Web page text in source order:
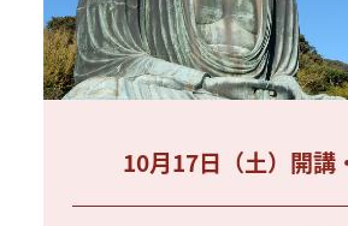
10月17日（土）開講